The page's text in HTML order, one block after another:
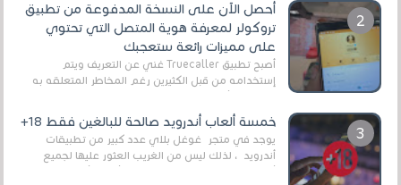
أحصل الآن على النسخة المدفوعة من تطبيق
تروكولر لمعرفة هوية المتصل التي تحتوي
على مميزات رائعة ستعجبك
أصبح تطبيق Truecaller غني عن التعريف ويتم
إستخدامه من قبل الكثيرين رغم المخاطر المتعلقه به
خمسة ألعاب أندرويد صالحة للبالغين فقط 18+
يوجد في متجر غوغل بلاي عدد كبير من تطبيقات
أندرويد ، لذلك ليس من الغريب العثور عليها لجميع